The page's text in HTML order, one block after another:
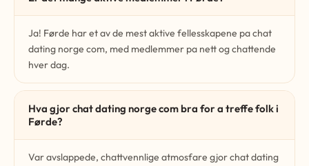
Ja! Førde har et av de mest aktive fellesskapene pa chat
dating norge com, med medlemmer pa nett og chattende
hver dag.
Hva gjor chat dating norge com bra for a treffe folk i
Førde?
Var avslappede, chattvennlige atmosfare gjor chat dating